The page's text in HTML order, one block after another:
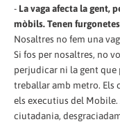
- La vaga afecta la gent,
mòbils. Tenen
Nosaltres no fem una
Si fos per nosaltres, no
perjudicar ni la gent que
treballar amb metro. Els
els executius del Mobile.
ciutadania,